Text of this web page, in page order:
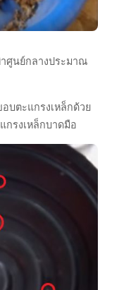
าศูนย์กลางประมาณ
บตะแกรงเหล็กด้วย
กรงเหล็กบาดมือ